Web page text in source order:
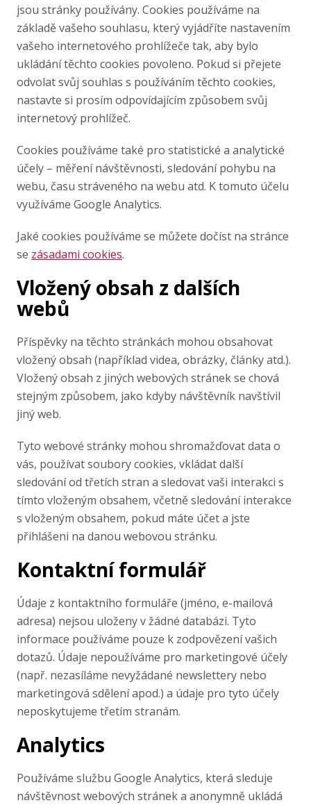
jsou stránky používány. Cookies používáme na
základě vašeho souhlasu, který vyjádříte nastavením
vašeho internetového prohlížeče tak, aby bylo
ukládání těchto cookies povoleno. Pokud si přejete
odvolat svůj souhlas s používáním těchto cookies,
nastavte si prosím odpovídajícím způsobem svůj
internetový prohlížeč.
Cookies používáme také pro statistické a analytické
účely – měření návštěvnosti, sledování pohybu na
webu, času stráveného na webu atd. K tomuto účelu
využíváme Google Analytics.
Jaké cookies používáme se můžete dočíst na stránce
se zásadami cookies.
Vložený obsah z dalších
webů
Příspěvky na těchto stránkách mohou obsahovat
vložený obsah (například videa, obrázky, články atd.).
Vložený obsah z jiných webových stránek se chová
stejným způsobem, jako kdyby návštěvník navštívil
jiný web.
Tyto webové stránky mohou shromažďovat data o
vás, používat soubory cookies, vkládat další
sledování od třetích stran a sledovat vaši interakci s
tímto vloženým obsahem, včetně sledování interakce
s vloženým obsahem, pokud máte účet a jste
přihlášeni na danou webovou stránku.
Kontaktní formulář
Údaje z kontaktního formuláře (jméno, e-mailová
adresa) nejsou uloženy v žádné databázi. Tyto
informace používáme pouze k zodpovězení vašich
dotazů. Údaje nepoužíváme pro marketingové účely
(např. nezasíláme nevyžádané newslettery nebo
marketingová sdělení apod.) a údaje pro tyto účely
neposkytujeme třetím stranám.
Analytics
Používáme službu Google Analytics, která sleduje
návštěvnost webových stránek a anonymně ukládá